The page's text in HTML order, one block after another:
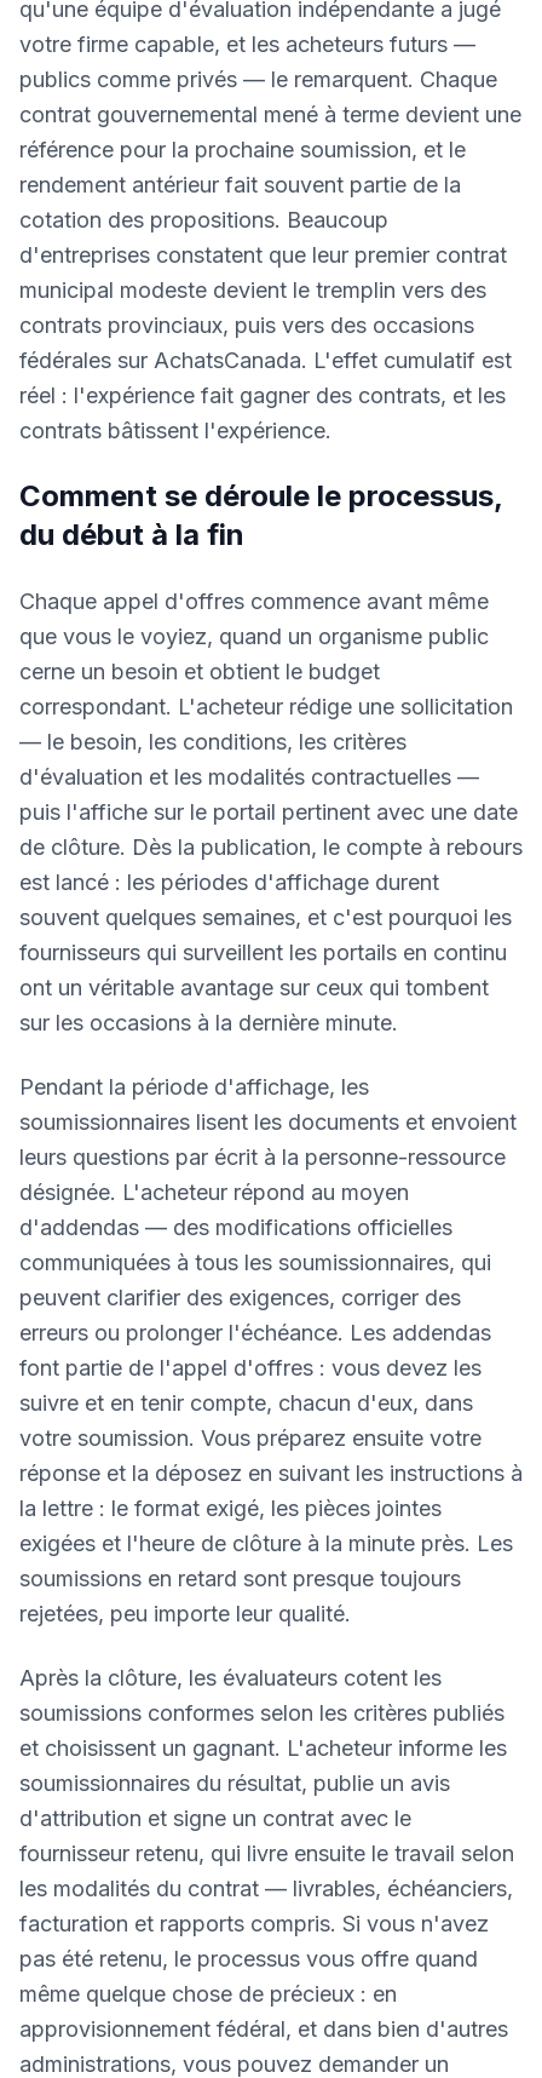
qu'une équipe d'évaluation indépendante a jugé
votre firme capable, et les acheteurs futurs —
publics comme privés — le remarquent. Chaque
contrat gouvernemental mené à terme devient une
référence pour la prochaine soumission, et le
rendement antérieur fait souvent partie de la
cotation des propositions. Beaucoup
d'entreprises constatent que leur premier contrat
municipal modeste devient le tremplin vers des
contrats provinciaux, puis vers des occasions
fédérales sur AchatsCanada. L'effet cumulatif est
réel : l'expérience fait gagner des contrats, et les
contrats bâtissent l'expérience.
Comment se déroule le processus,
du début à la fin
Chaque appel d'offres commence avant même
que vous le voyiez, quand un organisme public
cerne un besoin et obtient le budget
correspondant. L'acheteur rédige une sollicitation
— le besoin, les conditions, les critères
d'évaluation et les modalités contractuelles —
puis l'affiche sur le portail pertinent avec une date
de clôture. Dès la publication, le compte à rebours
est lancé : les périodes d'affichage durent
souvent quelques semaines, et c'est pourquoi les
fournisseurs qui surveillent les portails en continu
ont un véritable avantage sur ceux qui tombent
sur les occasions à la dernière minute.
Pendant la période d'affichage, les
soumissionnaires lisent les documents et envoient
leurs questions par écrit à la personne-ressource
désignée. L'acheteur répond au moyen
d'addendas — des modifications officielles
communiquées à tous les soumissionnaires, qui
peuvent clarifier des exigences, corriger des
erreurs ou prolonger l'échéance. Les addendas
font partie de l'appel d'offres : vous devez les
suivre et en tenir compte, chacun d'eux, dans
votre soumission. Vous préparez ensuite votre
réponse et la déposez en suivant les instructions à
la lettre : le format exigé, les pièces jointes
exigées et l'heure de clôture à la minute près. Les
soumissions en retard sont presque toujours
rejetées, peu importe leur qualité.
Après la clôture, les évaluateurs cotent les
soumissions conformes selon les critères publiés
et choisissent un gagnant. L'acheteur informe les
soumissionnaires du résultat, publie un avis
d'attribution et signe un contrat avec le
fournisseur retenu, qui livre ensuite le travail selon
les modalités du contrat — livrables, échéanciers,
facturation et rapports compris. Si vous n'avez
pas été retenu, le processus vous offre quand
même quelque chose de précieux : en
approvisionnement fédéral, et dans bien d'autres
administrations, vous pouvez demander un